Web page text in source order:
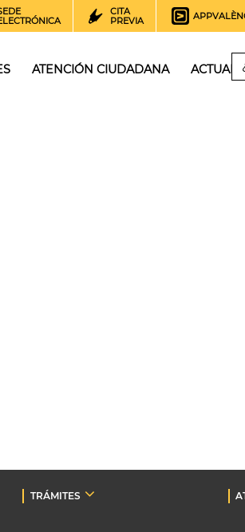
CITA
PREVIA
ATENCIÓN CIUDADANA
TRÁMITES